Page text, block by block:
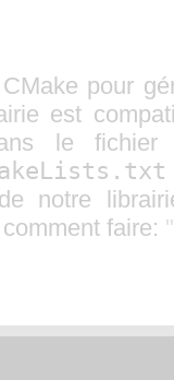
pour
est
le
notre
faire: